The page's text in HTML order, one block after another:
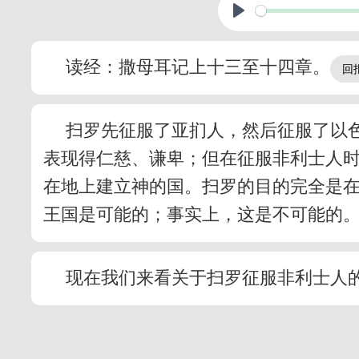
读经：撒母耳记上十三至十四章。
扫罗先征服了亚扪人，然后征服了以
表现得仁慈、谦卑；但在征服非利士人
在地上建立神的国。扫罗的目的完全是
王国是可能的；事实上，这是不可能的
现在我们来看关于扫罗征服非利士人